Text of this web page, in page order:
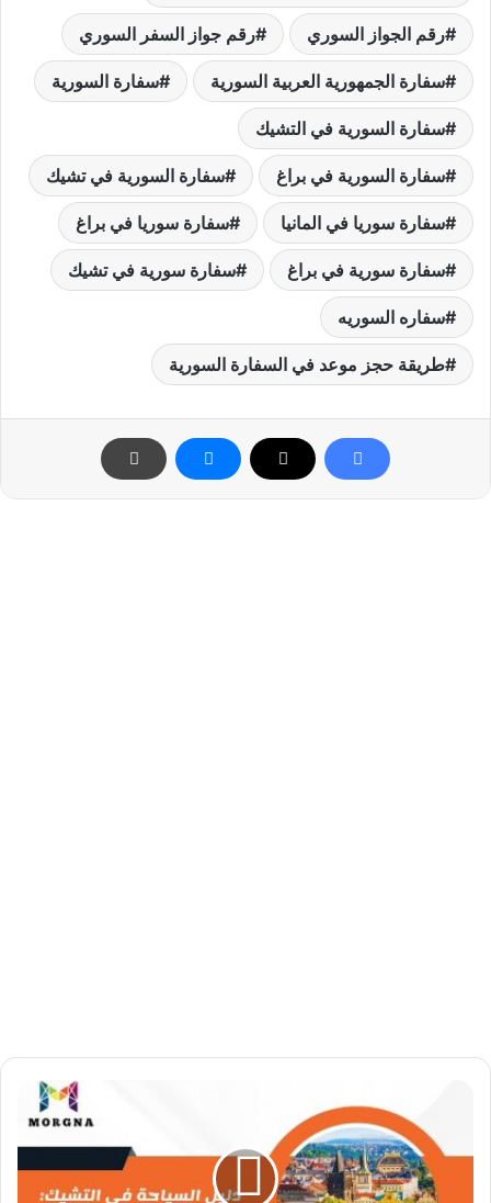
رقم الجواز السوري رقم جواز السفر السوري
سفارة الجمهورية العربية السورية سفارة السورية
سفارة السورية في التشيك
سفارة السورية في براغ سفارة السورية في تشيك
سفارة سوريا في المانيا سفارة سوريا في براغ
سفارة سورية في براغ سفارة سورية في تشيك
سفاره السوريه
طريقة حجز موعد في السفارة السورية
ل